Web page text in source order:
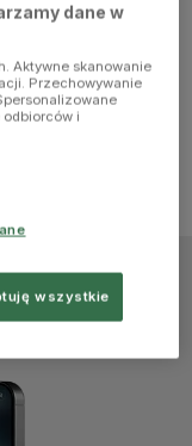
dane w
Aktywne skanowanie
Przechowywanie
i
wszystkie